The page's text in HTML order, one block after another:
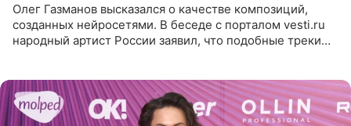
Олег Газманов высказался о качестве композиций,
созданных нейросетями. В беседе с порталом vesti.ru
народный артист России заявил, что подобные треки